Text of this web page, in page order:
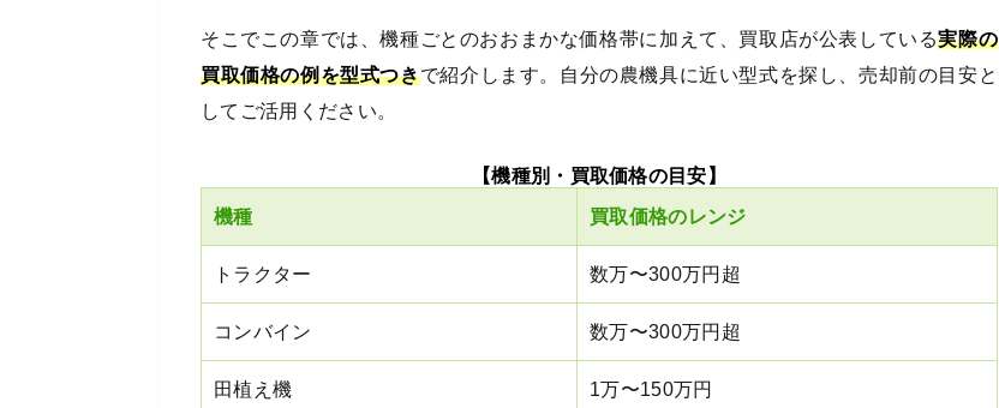
そこでこの章では、機種ごとのおおまかな価格帯に加えて、買取店が公表している実際の
買取価格の例を型式つきで紹介します。自分の農機具に近い型式を探し、売却前の目安と
してご活用ください。
【機種別・買取価格の目安】
機種
買取価格のレンジ
トラクター 数万〜300万円超
コンバイン 数万〜300万円超
田植え機 1万〜150万円